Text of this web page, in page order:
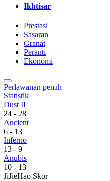
Ikhtisar
Prestasi
Sasaran
Granat
Peranti
Ekonomi
Perlawanan penuh
Statistik
Dust II
24 - 28
Ancient
6 - 13
Inferno
13 - 9
Anubis
10 - 13
JiJieHao Skor